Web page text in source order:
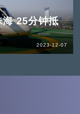
海 25分钟抵
2023-12-07